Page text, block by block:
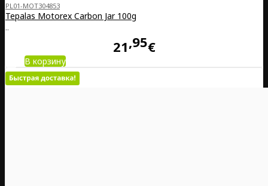
PL01-MOT304853
Tepalas Motorex Carbon Jar 100g
..
21 95€
В корзину